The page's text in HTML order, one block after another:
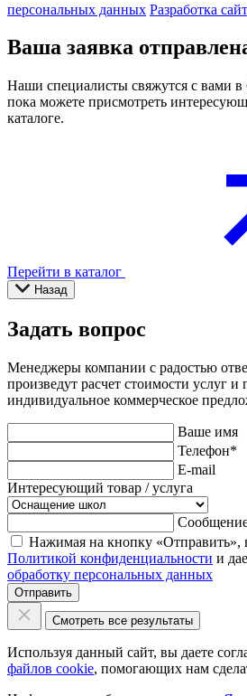
персональных данных Разработка
Ваша заявка
Наши специалисты свяжутся с вами
пока можете присмотреть
каталоге.
Перейти в каталог
Назад
Задать вопрос
Менеджеры компании с радостью
произведут расчет стоимости услуг и
индивидуальное коммерческое
Ваше имя
Телефон*
E-mail
Интересующий товар / услуга
Нажимая на кнопку «Отправить»,
Политикой конфиденциальности и
обработку персональных данных
Отправить
Смотреть все результаты
Используя данный сайт, вы даете
файлов cookie, помогающих нам